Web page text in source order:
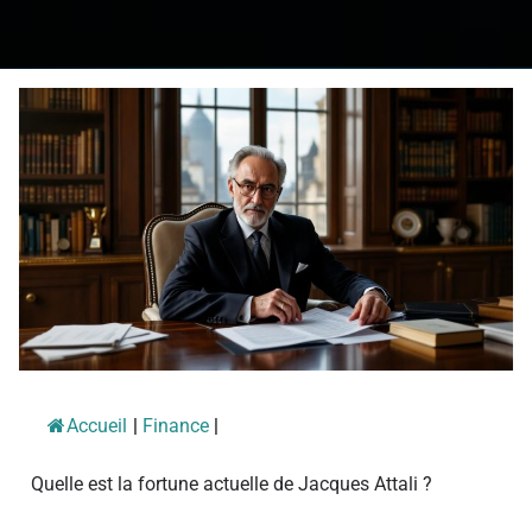
Accueil Finance
Quelle est la fortune actuelle de Jacques Attali ?